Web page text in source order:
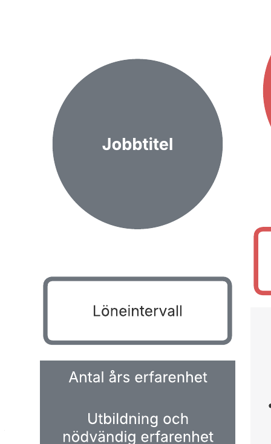
– Förtydliga företagets utbildnings- och erfarenhetskrav för varje